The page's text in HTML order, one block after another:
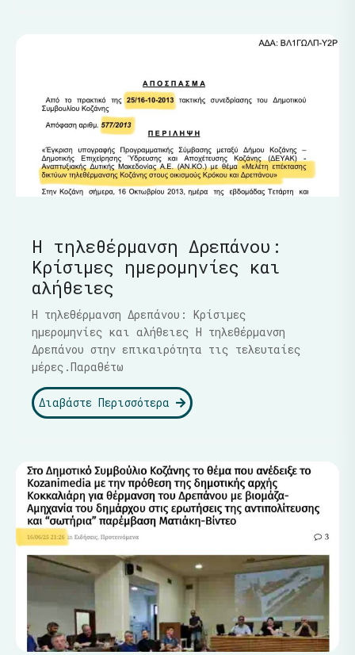
Η τηλεθέρμανση Δρεπάνου:
Κρίσιμες ημερομηνίες και
αλήθειες
Η τηλεθέρμανση Δρεπάνου: Κρίσιμες
ημερομηνίες και αλήθειες Η τηλεθέρμανση
Δρεπάνου στην επικαιρότητα τις τελευταίες
μέρες.Παραθέτω
Διαβάστε Περισσότερα